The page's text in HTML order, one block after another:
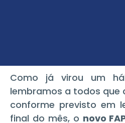
Como já virou um
lembramos a todos que
conforme previsto em
final do mês, o novo